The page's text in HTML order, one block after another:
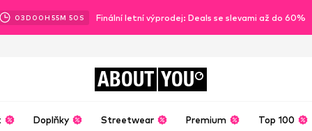
03D 00H 55M 48 S Finální letní výprodej: Deals se slevami až do 60%
ABOUT YOU
Doplňky Streetwear Premium Top 100